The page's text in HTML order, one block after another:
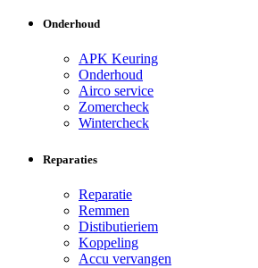
Onderhoud
APK Keuring
Onderhoud
Airco service
Zomercheck
Wintercheck
Reparaties
Reparatie
Remmen
Distibutieriem
Koppeling
Accu vervangen